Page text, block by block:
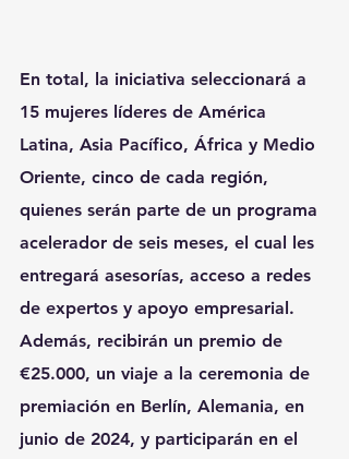
En total, la iniciativa seleccionará a
15 mujeres líderes de América
Latina, Asia Pacífico, África y Medio
Oriente, cinco de cada región,
quienes serán parte de un programa
acelerador de seis meses, el cual les
entregará asesorías, acceso a redes
de expertos y apoyo empresarial.
Además, recibirán un premio de
€25.000, un viaje a la ceremonia de
premiación en Berlín, Alemania, en
junio de 2024, y participarán en el